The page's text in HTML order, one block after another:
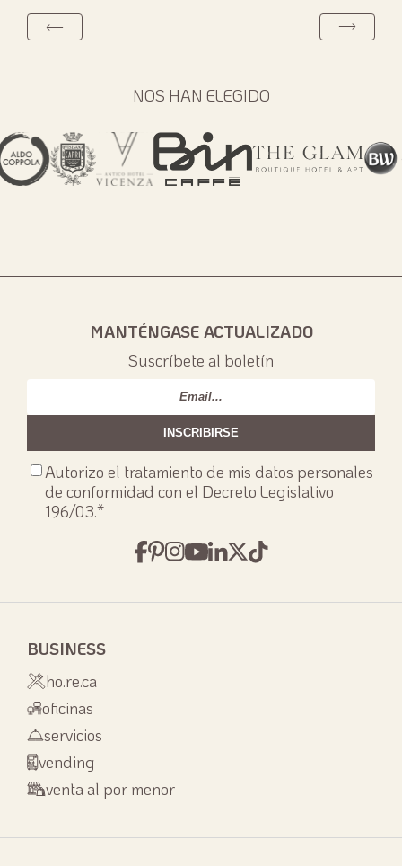
NOS HAN ELEGIDO
MANTÉNGASE ACTUALIZADO
Suscríbete al boletín
Consenso
privacy*
Autorizo el tratamiento de mis datos personales
de conformidad con el Decreto Legislativo
196/03.*
BUSINESS
ho.re.ca
oficinas
servicios
vending
venta al por menor